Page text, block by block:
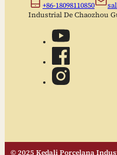
+86-18098110850
Industrial De Chaozhou
© 2025 Kedali Porcelana